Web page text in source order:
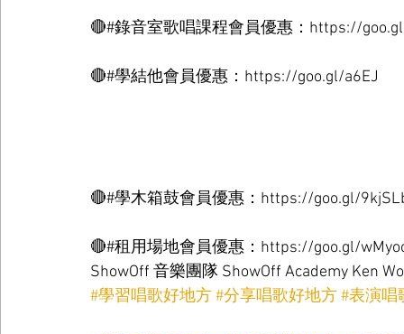
🔴#錄音室歌唱課程會員優惠：https://
🔴#學結他會員優惠：https://goo.gl/a6EJ
🔴#學木箱鼓會員優惠：https://goo.gl/
🔴#租用場地會員優惠：https://goo.gl/
ShowOff 音樂團隊 ShowOff Academy Ken
#學習唱歌好地方#分享唱歌好地方#表演唱